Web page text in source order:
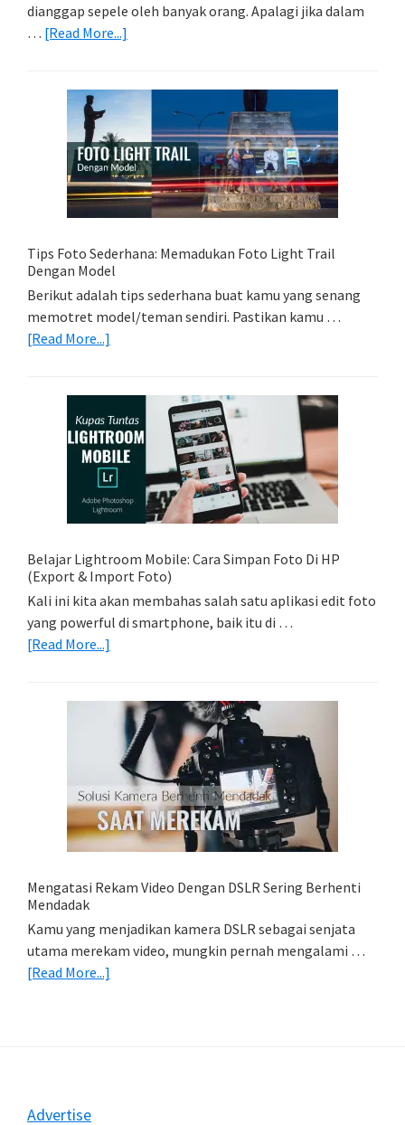
dianggap sepele oleh banyak orang. Apalagi jika dalam
… [Read More...]
Memori
Tepat
Untuk
Kamera
Kamu
Tips Foto Sederhana: Memadukan Foto Light Trail
Dengan Model
Berikut adalah tips sederhana buat kamu yang senang
memotret model/teman sendiri. Pastikan kamu …
[Read More...]
Sederhana:
Memadukan
Foto
Light
Trail
Dengan
Belajar Lightroom Mobile: Cara Simpan Foto Di HP
(Export & Import Foto)
Kali ini kita akan membahas salah satu aplikasi edit foto
yang powerful di smartphone, baik itu di …
[Read More...]
Mobile:
Cara
Simpan
Foto
Di
HP
(Export
Import
Mengatasi Rekam Video Dengan DSLR Sering Berhenti
Mendadak
Kamu yang menjadikan kamera DSLR sebagai senjata
utama merekam video, mungkin pernah mengalami …
[Read More...]
Footer
Advertise